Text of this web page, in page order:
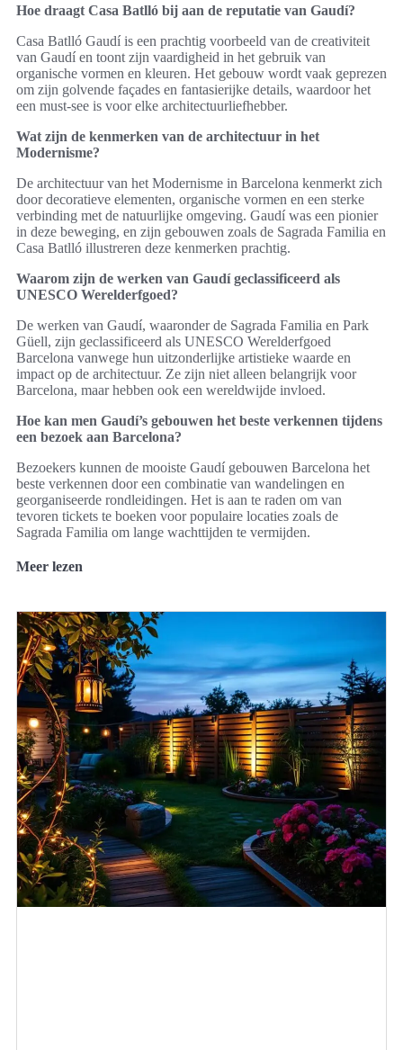
Hoe draagt Casa Batlló bij aan de reputatie van Gaudí?
Casa Batlló Gaudí is een prachtig voorbeeld van de creativiteit
van Gaudí en toont zijn vaardigheid in het gebruik van
organische vormen en kleuren. Het gebouw wordt vaak geprezen
om zijn golvende façades en fantasierijke details, waardoor het
een must-see is voor elke architectuurliefhebber.
Wat zijn de kenmerken van de architectuur in het
Modernisme?
De architectuur van het Modernisme in Barcelona kenmerkt zich
door decoratieve elementen, organische vormen en een sterke
verbinding met de natuurlijke omgeving. Gaudí was een pionier
in deze beweging, en zijn gebouwen zoals de Sagrada Familia en
Casa Batlló illustreren deze kenmerken prachtig.
Waarom zijn de werken van Gaudí geclassificeerd als
UNESCO Werelderfgoed?
De werken van Gaudí, waaronder de Sagrada Familia en Park
Güell, zijn geclassificeerd als UNESCO Werelderfgoed
Barcelona vanwege hun uitzonderlijke artistieke waarde en
impact op de architectuur. Ze zijn niet alleen belangrijk voor
Barcelona, maar hebben ook een wereldwijde invloed.
Hoe kan men Gaudí’s gebouwen het beste verkennen tijdens
een bezoek aan Barcelona?
Bezoekers kunnen de mooiste Gaudí gebouwen Barcelona het
beste verkennen door een combinatie van wandelingen en
georganiseerde rondleidingen. Het is aan te raden om van
tevoren tickets te boeken voor populaire locaties zoals de
Sagrada Familia om lange wachttijden te vermijden.
Meer lezen